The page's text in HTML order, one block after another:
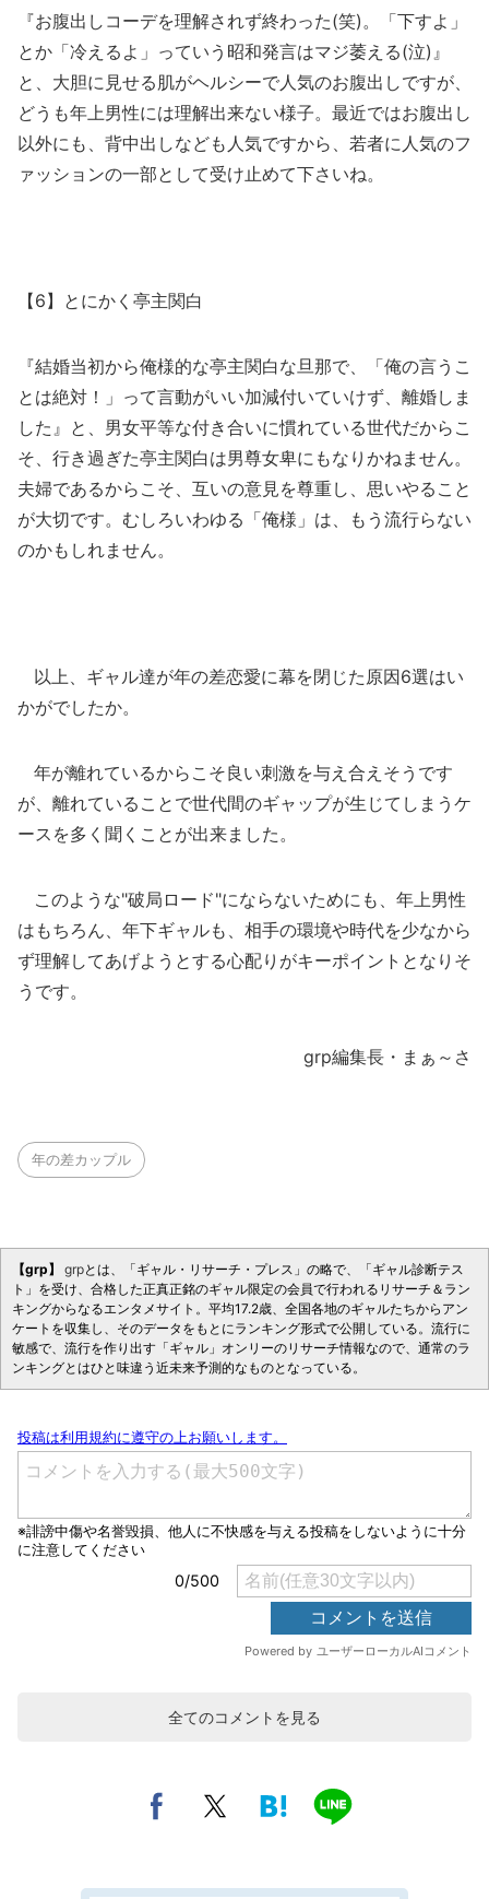
『お腹出しコーデを理解されず終わった(笑)。「下すよ」
とか「冷えるよ」っていう昭和発言はマジ萎える(泣)』
と、大胆に見せる肌がヘルシーで人気のお腹出しですが、
どうも年上男性には理解出来ない様子。最近ではお腹出し
以外にも、背中出しなども人気ですから、若者に人気のフ
ァッションの一部として受け止めて下さいね。
【6】とにかく亭主関白
『結婚当初から俺様的な亭主関白な旦那で、「俺の言うこ
とは絶対！」って言動がいい加減付いていけず、離婚しま
した』と、男女平等な付き合いに慣れている世代だからこ
そ、行き過ぎた亭主関白は男尊女卑にもなりかねません。
夫婦であるからこそ、互いの意見を尊重し、思いやること
が大切です。むしろいわゆる「俺様」は、もう流行らない
のかもしれません。
以上、ギャル達が年の差恋愛に幕を閉じた原因6選はい
かがでしたか。
年が離れているからこそ良い刺激を与え合えそうです
が、離れていることで世代間のギャップが生じてしまうケ
ースを多く聞くことが出来ました。
このような"破局ロード"にならないためにも、年上男性
はもちろん、年下ギャルも、相手の環境や時代を少なから
ず理解してあげようとする心配りがキーポイントとなりそ
うです。
grp編集長・まぁ～さ
年の差カップル
【grp】 grpとは、「ギャル・リサーチ・プレス」の略で、「ギャル診断テス
ト」を受け、合格した正真正銘のギャル限定の会員で行われるリサーチ＆ラン
キングからなるエンタメサイト。平均17.2歳、全国各地のギャルたちからアン
ケートを収集し、そのデータをもとにランキング形式で公開している。流行に
敏感で、流行を作り出す「ギャル」オンリーのリサーチ情報なので、通常のラ
ンキングとはひと味違う近未来予測的なものとなっている。
全てのコメントを見る